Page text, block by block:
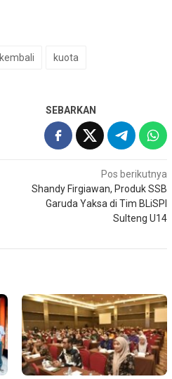
kembali kuota
SEBARKAN
Pos berikutnya
Shandy Firgiawan, Produk SSB
Garuda Yaksa di Tim BLiSPI
Sulteng U14